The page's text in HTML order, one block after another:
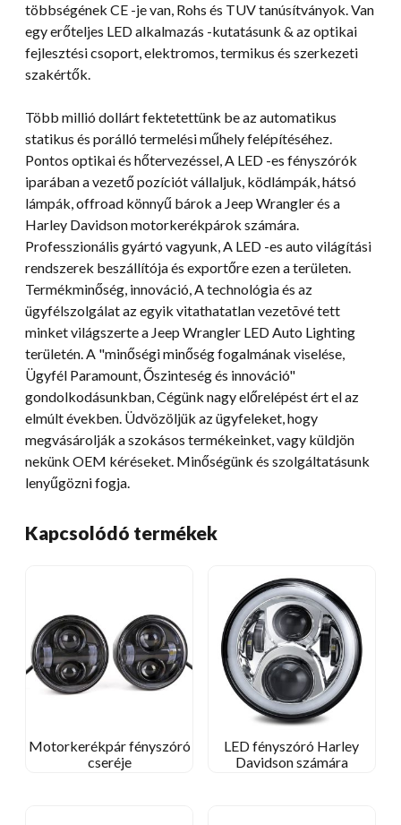
többségének CE -je van, Rohs és TUV tanúsítványok. Van
egy erőteljes LED alkalmazás -kutatásunk & az optikai
fejlesztési csoport, elektromos, termikus és szerkezeti
szakértők.
Több millió dollárt fektetettünk be az automatikus
statikus és porálló termelési műhely felépítéséhez.
Pontos optikai és hőtervezéssel, A LED -es fényszórók
iparában a vezető pozíciót vállaljuk, ködlámpák, hátsó
lámpák, offroad könnyű bárok a Jeep Wrangler és a
Harley Davidson motorkerékpárok számára.
Professzionális gyártó vagyunk, A LED -es auto világítási
rendszerek beszállítója és exportőre ezen a területen.
Termékminőség, innováció, A technológia és az
ügyfélszolgálat az egyik vitathatatlan vezetõvé tett
minket világszerte a Jeep Wrangler LED Auto Lighting
területén. A "minőségi minőség fogalmának viselése,
Ügyfél Paramount, Őszinteség és innováció"
gondolkodásunkban, Cégünk nagy előrelépést ért el az
elmúlt években. Üdvözöljük az ügyfeleket, hogy
megvásárolják a szokásos termékeinket, vagy küldjön
nekünk OEM kéréseket. Minőségünk és szolgáltatásunk
lenyűgözni fogja.
Kapcsolódó termékek
Motorkerékpár fényszóró
cseréje
LED fényszóró Harley
Davidson számára